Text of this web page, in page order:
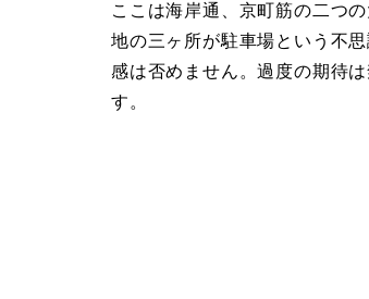
ここは海岸通、京町筋の二つ
地の三ヶ所が駐車場という不
感は否めません。過度の期待
す。